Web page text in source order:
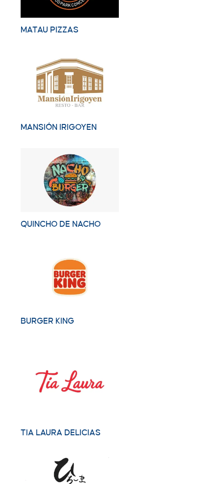
MATAU PIZZAS
MANSIÓN IRIGOYEN
QUINCHO DE NACHO
BURGER KING
TIA LAURA DELICIAS